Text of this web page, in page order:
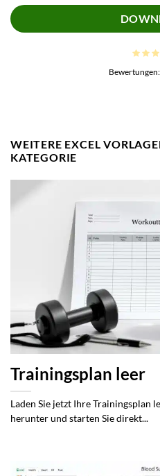
Bewertungen:
WEITERE EXCEL
KATEGORIE
Trainingsplan leer
Laden Sie jetzt Ihre Trainingsplan
herunter und starten Sie direkt...